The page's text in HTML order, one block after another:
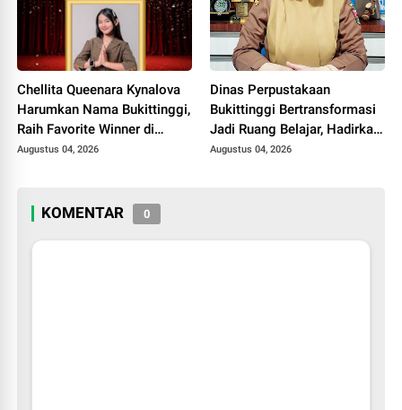
Chellita Queenara Kynalova
Harumkan Nama Bukittinggi,
Raih Favorite Winner di
Ajang General Manager for a
Augustus 04, 2026
Dinas Perpustakaan
Bukittinggi Bertransformasi
Jadi Ruang Belajar, Hadirkan
Beragam Kelas Gratis untuk
Augustus 04, 2026
KOMENTAR 0